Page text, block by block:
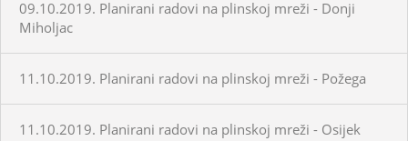
09.10.2019. Planirani radovi na plinskoj mreži - Donji
Miholjac
11.10.2019. Planirani radovi na plinskoj mreži - Požega
11.10.2019. Planirani radovi na plinskoj mreži - Osijek